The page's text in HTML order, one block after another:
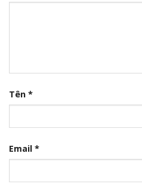
Tên *
Email *